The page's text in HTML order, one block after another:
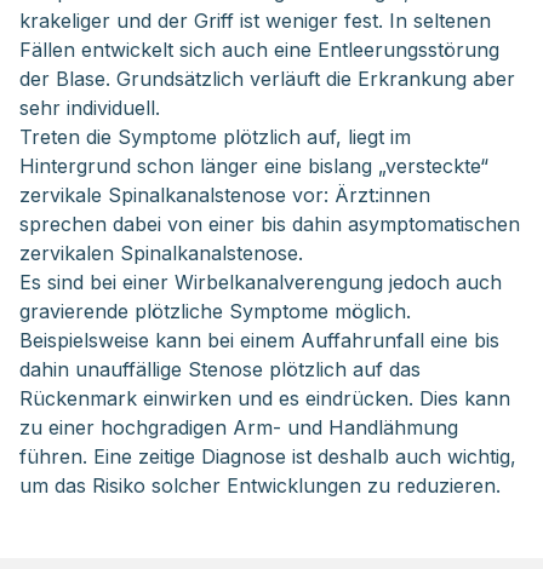
krakeliger und der Griff ist weniger fest. In seltenen
Fällen entwickelt sich auch eine Entleerungsstörung
der Blase. Grundsätzlich verläuft die Erkrankung aber
sehr individuell.
Treten die Symptome plötzlich auf, liegt im
Hintergrund schon länger eine bislang „versteckte“
zervikale Spinalkanalstenose vor: Ärzt:innen
sprechen dabei von einer bis dahin asymptomatischen
zervikalen Spinalkanalstenose.
Es sind bei einer Wirbelkanalverengung jedoch auch
gravierende plötzliche Symptome möglich.
Beispielsweise kann bei einem Auffahrunfall eine bis
dahin unauffällige Stenose plötzlich auf das
Rückenmark einwirken und es eindrücken. Dies kann
zu einer hochgradigen Arm- und Handlähmung
führen. Eine zeitige Diagnose ist deshalb auch wichtig,
um das Risiko solcher Entwicklungen zu reduzieren.